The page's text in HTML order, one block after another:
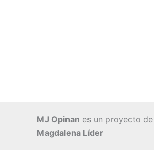
MJ Opinan es un proyecto de
Magdalena Líder